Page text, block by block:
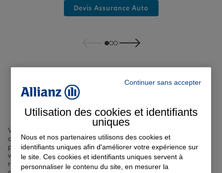
Devis Assurance Auto
Nos offres d'assurance à
Ville-d'Avray
Vous cherchez à assurer votre véhicule, votre logement, votre santé
ou encore votre prêt immobilier àVille-d'Avray? Nous vous
proposons une large gamme de solutions d'assuranceadaptées à
vos besoins spécifiques. Que vous soyez un automobiliste circulant
régulièrement sur la rue de Marnes ou un propriétaire résidant
Continuer sans accepter
Utilisation des cookies et identifiants
uniques
Nous et nos partenaires utilisons des cookies et
identifiants uniques afin d'améliorer votre expérience sur
le site. Ces cookies et identifiants uniques servent à
personnaliser le contenu du site, en mesurer la